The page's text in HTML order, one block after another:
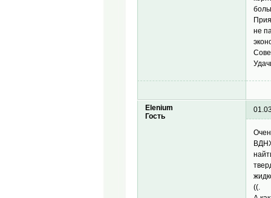
не
Elenium
Гость
((.